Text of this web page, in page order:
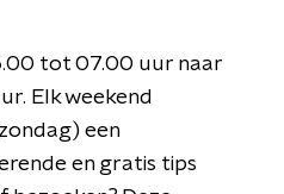
tot 07.00 uur naar
Elk weekend
een
en gratis tips